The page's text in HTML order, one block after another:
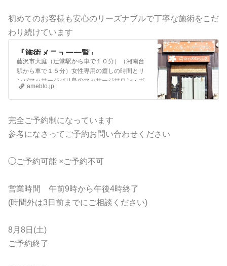
初めてのお客様も安心のリーズナブルで丁寧な施術をこだ
わり続けています
『施術メニュー一覧』
藤沢市大庭（辻堂駅から車で１０分）（湘南台
駅から車で１５分）女性専用の癒しの時間とリ
ンパマッサージバリ島のマッサージサロン・ガ
ーデニア ガーデニアの施術メニュ…
ameblo.jp
完全ご予約制になっています
参考になさってご予約お問い合わせください
◯ご予約可能 ×ご予約不可
営業時間 午前9時から午後4時終了
(時間外は3日前までにご相談ください)
8月8日(土)
ご予約終了